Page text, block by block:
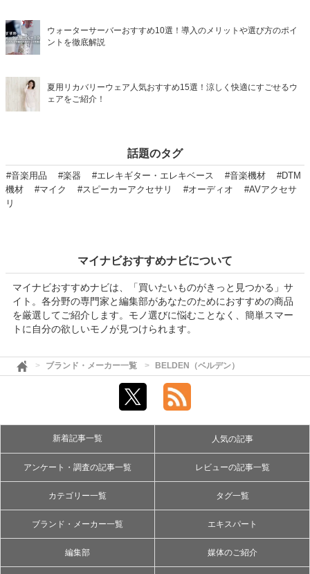
ウォーターサーバーおすすめ10選！導入のメリットや選び方のポイ
ントを徹底解説
夏用リカバリーウェア人気おすすめ15選！涼しく快適にすごせるウ
ェアをご紹介！
話題のタグ
#音楽用品 #楽器 #エレキギター・エレキベース #音楽機材
#DTM
機材
#マイク #スピーカーアクセサリ #オーディオ
#AVアクセサ
リ
マイナビおすすめナビについて
マイナビおすすめナビは、「買いたいものがきっと見つかる」サ
イト。各分野の専門家と編集部があなたのためにおすすめの商品
を厳選してご紹介します。モノ選びに悩むことなく、簡単スマー
トに自分の欲しいモノが見つけられます。
ブランド・メーカー一覧 BELDEN（ベルデン）
新着記事一覧 人気の記事
アンケート・調査の記事一覧 レビューの記事一覧
カテゴリー一覧 タグ一覧
ブランド・メーカー一覧 エキスパート
編集部 媒体のご紹介